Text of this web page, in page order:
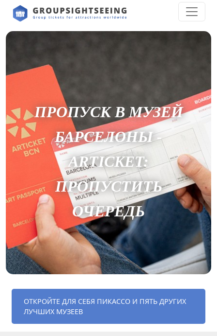
ПРОПУСК В МУЗЕЙ
БАРСЕЛОНЫ -
ARTICKET:
ПРОПУСТИТЬ
ОЧЕРЕДЬ
ОТКРОЙТЕ ДЛЯ СЕБЯ ПИКАССО И ПЯТЬ ДРУГИХ
ЛУЧШИХ МУЗЕЕВ